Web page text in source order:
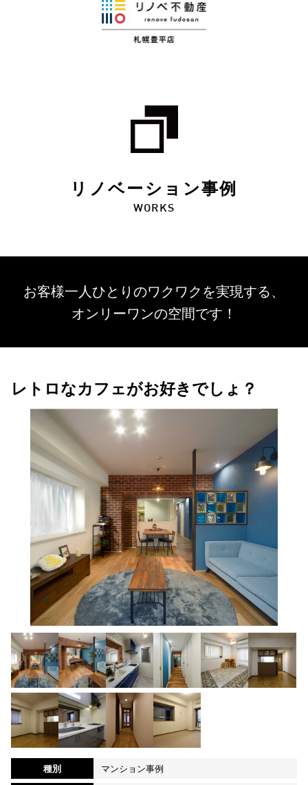
リノベーション事例
WORKS
お客様一人ひとりのワクワクを実現する、
オンリーワンの空間です！
レトロなカフェがお好きでしょ？
種別
マンション事例